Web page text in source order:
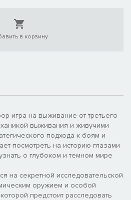
в корзину
игра на выживание от третьего
выживания и живучими
подхода к боям и
посмотреть на историю глазами
о глубоком и темном мире
на секретной исследовательской
оружием и особой
предстоит расследовать